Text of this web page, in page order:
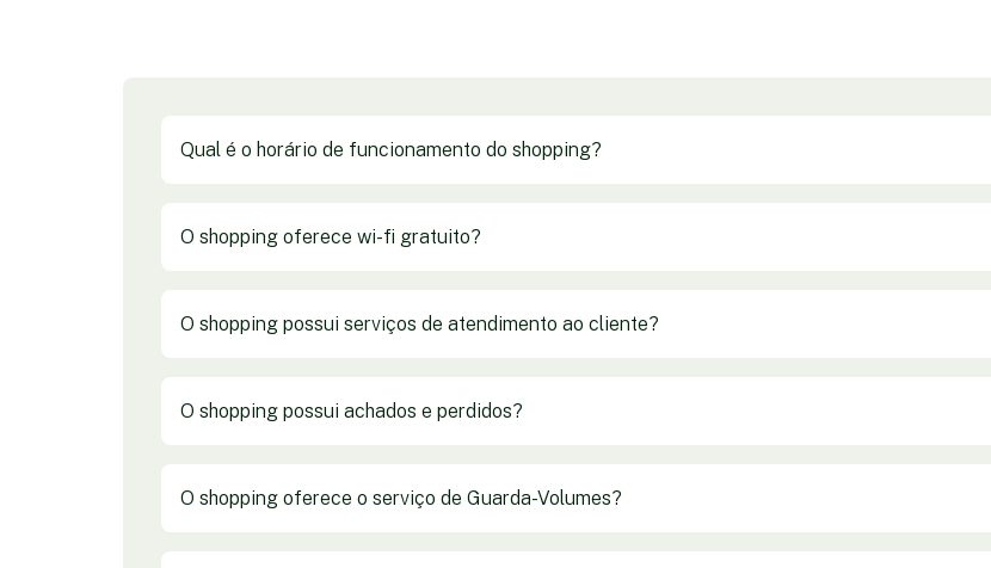
Qual é o horário de funcionamento do shopping?
O shopping oferece wi-fi gratuito?
O shopping possui serviços de atendimento ao cliente?
O shopping possui achados e perdidos?
O shopping oferece o serviço de Guarda-Volumes?